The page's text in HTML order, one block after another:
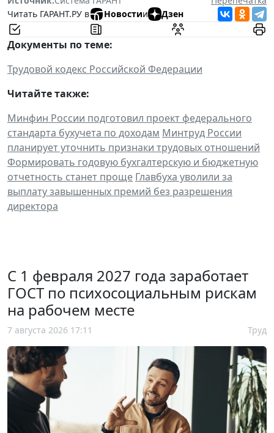
Читать ГАРАНТ.РУ в
Новостии Дзен
Документы по теме:
Трудовой кодекс Российской Федерации
Читайте также:
Минфин России подготовил проект федерального
стандарта бухучета по доходам Минтруд России
планирует уточнить признаки трудовых отношений
Формировать годовую бухгалтерскую и бюджетную
отчетность станет проще Главбуха уволили за
выплату завышенных премий без разрешения
директора
С 1 февраля 2027 года заработает
ГОСТ по психосоциальным рискам
на рабочем месте
7 августа 2026 17:11 Труд